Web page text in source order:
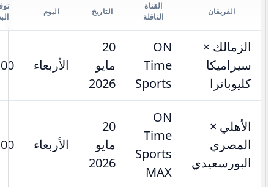
الفريقان
القناة
الناقلة
التاريخ اليوم
الزمالك ×
سيراميكا
كليوباترا
ON
Time
Sports
20
مايو
2026
الأربعاء
الأهلي ×
المصري
البورسعيدي
ON
Time
Sports
MAX
20
مايو
2026
الأربعاء